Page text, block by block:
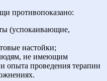
противопоказано:
(успокаивающие,
настойки;
не имеющим
опыта проведения терапии